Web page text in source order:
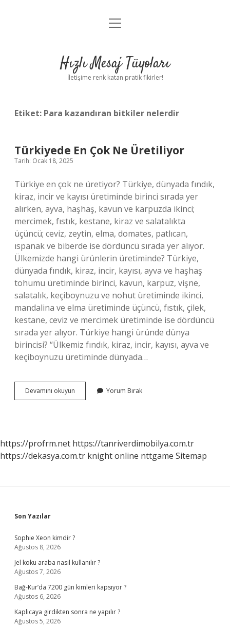
Anasayfa
Yasal Uyarı
menüyü
Hızlı Mesaj Tüyoları
İletişime renk katan pratik fikirler!
Etiket: Para kazandıran bitkiler nelerdir
Türkiyede En Çok Ne Üretiliyor
Tarih: Ocak 18, 2025
Türkiye en çok ne üretiyor? Türkiye, dünyada fındık,
kiraz, incir ve kayısı üretiminde birinci sırada yer
alırken, ayva, haşhaş, kavun ve karpuzda ikinci;
mercimek, fıstık, kestane, kiraz ve salatalıkta
üçüncü; ceviz, zeytin, elma, domates, patlıcan,
ıspanak ve biberde ise dördüncü sırada yer alıyor.
Ülkemizde hangi ürünlerin üretiminde? Türkiye,
dünyada fındık, kiraz, incir, kayısı, ayva ve haşhaş
tohumu üretiminde birinci, kavun, karpuz, vişne,
salatalık, keçiboynuzu ve nohut üretiminde ikinci,
mandalina ve elma üretiminde üçüncü, fıstık, çilek,
kestane, ceviz ve mercimek üretiminde ise dördüncü
sırada yer alıyor. Türkiye hangi üründe dünya
birincisi? “Ülkemiz fındık, kiraz, incir, kayısı, ayva ve
keçiboynuzu üretiminde dünyada…
Devamını okuyun Türkiyede
En
Yorum Bırak
https://profrm.net https://tanriverdimobilya.com.tr
https://dekasya.com.tr knight online nttgame Sitemap
Sidebar
Son Yazılar
Sophie Xeon kimdir ?
Ağustos 8, 2026
Jel koku araba nasıl kullanılır ?
Ağustos 7, 2026
Bağ-Kur’da 7200 gün kimleri kapsıyor ?
Ağustos 6, 2026
Kaplicaya girdikten sonra ne yapılır ?
Ağustos 5, 2026